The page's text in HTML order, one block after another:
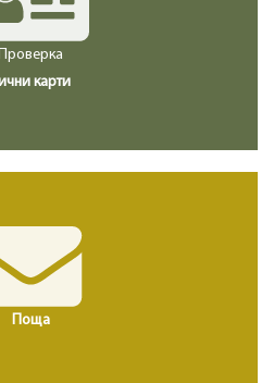
карти
Поща